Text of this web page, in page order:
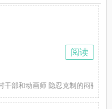
干部和动画师 隐忍克制的闷骚
阅读